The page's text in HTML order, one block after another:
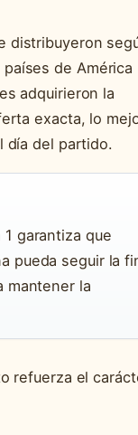
distribuyeron
de América
adquirieron la
exacta, lo
día del partido.
garantiza que
pueda seguir la
mantener la
refuerza el